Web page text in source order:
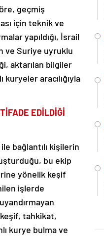
geçmiş
için teknik ve
yapıldığı, İsrail
ve Suriye uyruklu
aktarılan bilgiler
aracılığıyla
EDİLDİĞİ
bağlantılı kişilerin
bu ekip
yönelik keşif
işlerde
keşif, tahkikat,
kurye bulma ve